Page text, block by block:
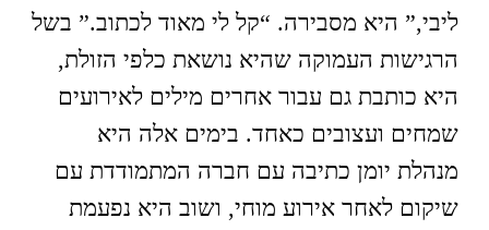
ליבי,” היא מסבירה. “קל לי מאוד לכתוב.” בשל
הרגישות העמוקה שהיא נושאת כלפי הזולת,
היא כותבת גם עבור אחרים מילים לאירועים
שמחים ועצובים כאחד. בימים אלה היא
מנהלת יומן כתיבה עם חברה המתמודדת עם
שיקום לאחר אירוע מוחי, ושוב היא נפעמת